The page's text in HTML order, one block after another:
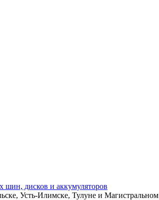
Усть-Илимске, Тулуне и Магистральном